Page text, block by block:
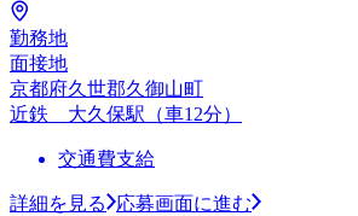
勤務地
面接地
京都府久世郡久御山町
近鉄 大久保駅（車12分）
交通費支給
詳細を見る
応募画面に進む